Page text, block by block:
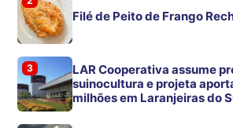
Filé de Peito de Frango
3
LAR Cooperativa assume
suinocultura e projeta
milhões em Laranjeiras do